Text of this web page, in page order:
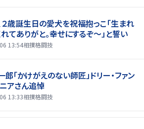
２歳誕生日の愛犬を祝福抱っこ「生まれ
てありがと。幸せにするぞ～」と誓い
13:54相撲格闘技
「かけがえのない師匠」ドリー・ファン
アさん追悼
13:33相撲格闘技